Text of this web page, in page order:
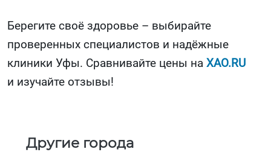
Берегите своё здоровье – выбирайте
проверенных специалистов и надёжные
клиники Уфы. Сравнивайте цены на XAO.RU
и изучайте отзывы!
Другие города